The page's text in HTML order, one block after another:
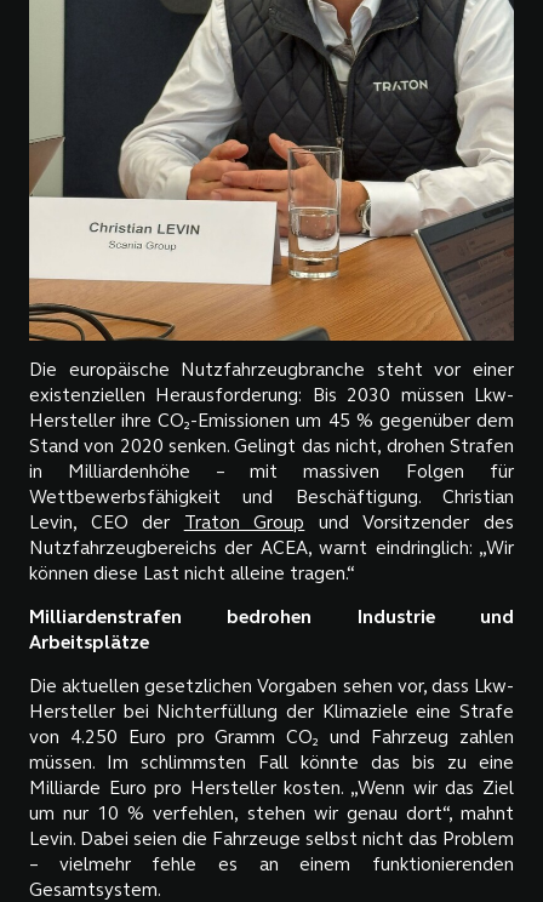
Die europäische Nutzfahrzeugbranche steht vor einer
existenziellen Herausforderung: Bis 2030 müssen Lkw-
Hersteller ihre CO₂-Emissionen um 45 % gegenüber dem
Stand von 2020 senken. Gelingt das nicht, drohen Strafen
in Milliardenhöhe – mit massiven Folgen für
Wettbewerbsfähigkeit und Beschäftigung. Christian
Levin, CEO der
Traton Group und Vorsitzender des
Nutzfahrzeugbereichs der ACEA, warnt eindringlich: „Wir
können diese Last nicht alleine tragen.“
Milliardenstrafen bedrohen Industrie und
Arbeitsplätze
Die aktuellen gesetzlichen Vorgaben sehen vor, dass Lkw-
Hersteller bei Nichterfüllung der Klimaziele eine Strafe
von 4.250 Euro pro Gramm CO₂ und Fahrzeug zahlen
müssen. Im schlimmsten Fall könnte das bis zu eine
Milliarde Euro pro Hersteller kosten. „Wenn wir das Ziel
um nur 10 % verfehlen, stehen wir genau dort“, mahnt
Levin. Dabei seien die Fahrzeuge selbst nicht das Problem
– vielmehr fehle es an einem funktionierenden
Gesamtsystem.